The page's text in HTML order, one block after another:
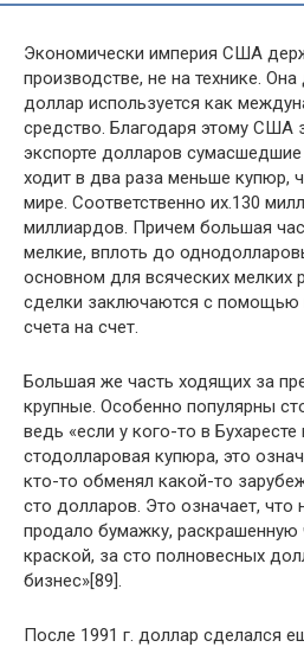
Экономически империя США
производстве, не на технике.
доллар используется как
средство. Благодаря этому США
экспорте долларов
ходит в два раза меньше купюр,
мире. Соответственно их.130
миллиардов. Причем большая
мелкие, вплоть до
основном для всяческих мелких
сделки заключаются с помощью
счета на счет.
Большая же часть ходящих за
крупные. Особенно популярны
ведь «если у кого-то в
стодолларовая купюра, это
кто-то обменял какой-то
сто долларов. Это означает, что
продало бумажку, раскрашенную
краской, за сто полновесных
бизнес»[89].
После 1991 г. доллар сделался